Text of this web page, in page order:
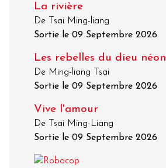
La rivière
De Tsai Ming-liang
Sortie le 09 Septembre 2026
Les rebelles du dieu néon
De Ming-liang Tsai
Sortie le 09 Septembre 2026
Vive l'amour
De Tsai Ming-Liang
Sortie le 09 Septembre 2026